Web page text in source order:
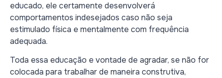
educado, ele certamente desenvolverá
comportamentos indesejados caso não seja
estimulado física e mentalmente com frequência
adequada.
Toda essa educação e vontade de agradar, se não for
colocada para trabalhar de maneira construtiva,